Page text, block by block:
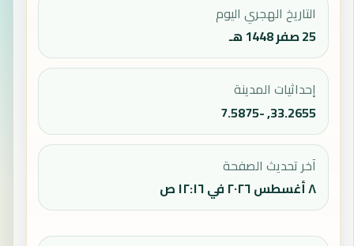
التاريخ الهجري اليوم
25 صفر 1448 هـ
إحداثيات المدينة
33.2655, -7.5875
آخر تحديث الصفحة
٨ أغسطس ٢٠٢٦ في ١٢:١٦ ص